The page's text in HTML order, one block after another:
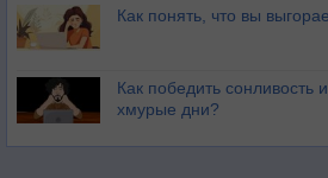
Как понять, что вы
Как победить сонливость
хмурые дни?